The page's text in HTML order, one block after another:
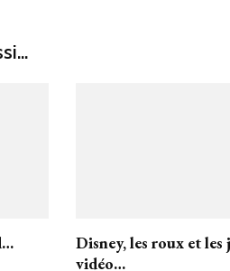
Disney, les roux et les
vidéo…